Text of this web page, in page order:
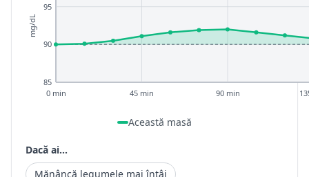
85
90
95
0 min 45 min 90 min
mg/dL
Această masă
Dacă ai...
Mănâncă legumele mai întâi